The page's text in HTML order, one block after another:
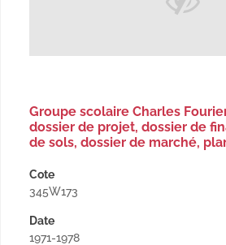
Groupe scolaire Charles
dossier de projet, dossier de
de sols, dossier de marché,
Cote
345W173
Date
1971-1978